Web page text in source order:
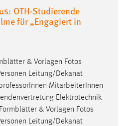
OTH-Studierende
für „Engagiert in
& Vorlagen Fotos
Leitung/Dekanat
MitarbeiterInnen
Elektrotechnik
& Vorlagen Fotos
Leitung/Dekanat